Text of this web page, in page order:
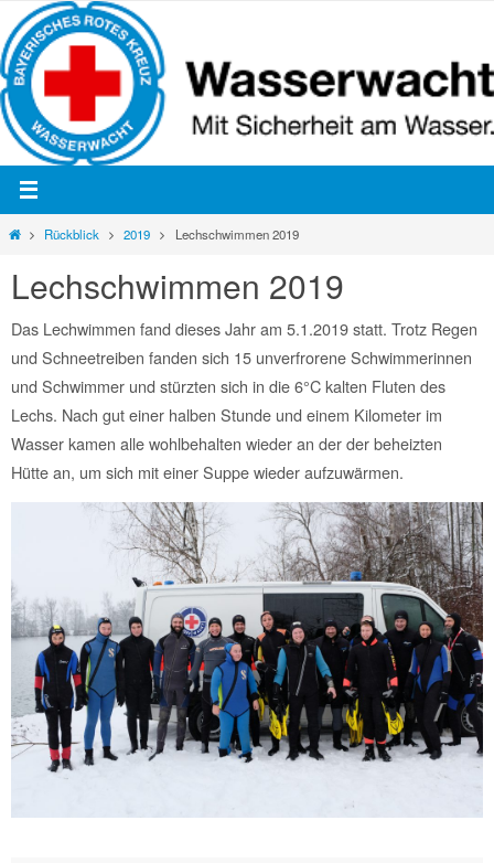
Zum
Inhalt
springen
StartRückblick 2019 Lechschwimmen 2019
Lechschwimmen 2019
Das Lechwimmen fand dieses Jahr am 5.1.2019 statt. Trotz Regen
und Schneetreiben fanden sich 15 unverfrorene Schwimmerinnen
und Schwimmer und stürzten sich in die 6°C kalten Fluten des
Lechs. Nach gut einer halben Stunde und einem Kilometer im
Wasser kamen alle wohlbehalten wieder an der der beheizten
Hütte an, um sich mit einer Suppe wieder aufzuwärmen.